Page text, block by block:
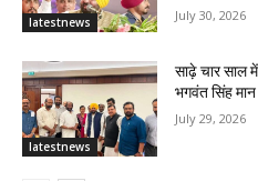
latestnews July 30, 2026
latestnews
साढ़े चार साल
भगवंत सिंह मान
July 29, 2026